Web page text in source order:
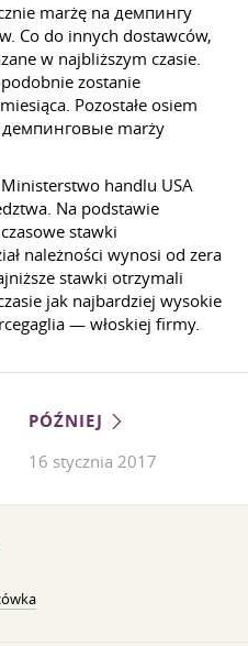
marżę na демпингу
Co do innych dostawców,
w najbliższym czasie.
zostanie
Pozostałe osiem
marży
handlu USA
Na podstawie
stawki
należności wynosi od zera
stawki otrzymali
jak najbardziej wysokie
— włoskiej firmy.
PÓŹNIEJ
16 stycznia 2017